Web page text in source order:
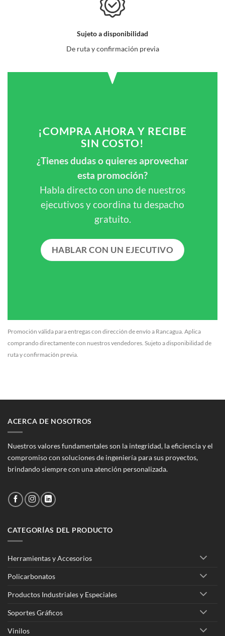
Sujeto a disponibilidad
De ruta y confirmación previa
¡COMPRA AHORA Y RECIBE
SIN COSTO!
¿Tienes dudas o quieres aprovechar
esta promoción?
Habla directo con uno de nuestros
ejecutivos y coordina tu despacho
gratuito.
HABLAR CON UN EJECUTIVO
Promoción válida para entregas con dirección de envío a Rancagua. Aplica
comprando directamente con nuestros vendedores. Sujeto a disponibilidad de
ruta y confirmación previa.
ACERCA DE NOSOTROS
Nuestros valores fundamentales son la integridad, la eficiencia y el
compromiso con soluciones de ingeniería para sus proyectos,
brindando siempre con una atención personalizada.
CATEGORÍAS DEL PRODUCTO
Herramientas y Accesorios
Policarbonatos
Productos Industriales y Especiales
Soportes Gráficos
Vinilos